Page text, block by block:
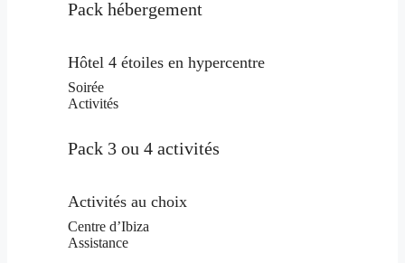
Pack hébergement
Hôtel 4 étoiles en hypercentre
Soirée
Activités
Pack 3 ou 4 activités
Activités au choix
Centre d’Ibiza
Assistance